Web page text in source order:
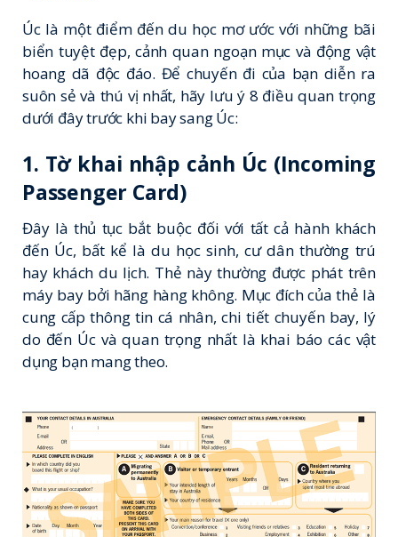
Úc là một điểm đến du học mơ ước với những bãi
biển tuyệt đẹp, cảnh quan ngoạn mục và động vật
hoang dã độc đáo. Để chuyến đi của bạn diễn ra
suôn sẻ và thú vị nhất, hãy lưu ý 8 điều quan trọng
dưới đây trước khi bay sang Úc:
1. Tờ khai nhập cảnh Úc (Incoming
Passenger Card)
Đây là thủ tục bắt buộc đối với tất cả hành khách
đến Úc, bất kể là du học sinh, cư dân thường trú
hay khách du lịch. Thẻ này thường được phát trên
máy bay bởi hãng hàng không. Mục đích của thẻ là
cung cấp thông tin cá nhân, chi tiết chuyến bay, lý
do đến Úc và quan trọng nhất là khai báo các vật
dụng bạn mang theo.